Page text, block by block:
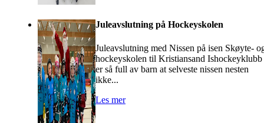
Juleavslutning på Hockeyskolen
Juleavslutning med Nissen på isen Skøyte-
hockeyskolen til Kristiansand Ishockeyklubb
er så full av barn at selveste nissen nesten
ikke...
Les mer